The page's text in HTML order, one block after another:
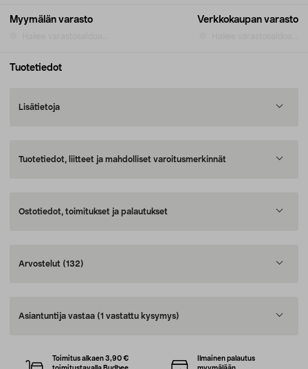
Myymälän varasto Verkkokaupan varasto
Tuotetiedot
Lisätietoja
Tuotetiedot, liitteet ja mahdolliset varoitusmerkinnät
Ostotiedot, toimitukset ja palautukset
Arvostelut (132)
Asiantuntija vastaa (1 vastattu kysymys)
Toimitus alkaen 3,90 €
Ilmainen palautus